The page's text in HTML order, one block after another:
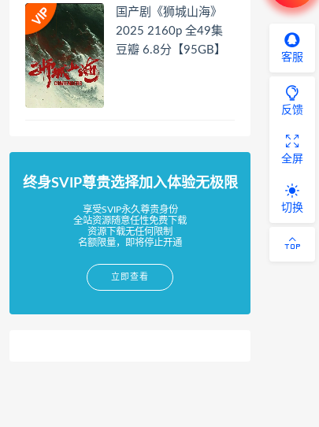
国产剧《狮城山海》
2025 2160p 全49集
豆瓣 6.8分【95GB】
终身SVIP尊贵选择加入体验无极限
享受SVIP永久尊贵身份
全站资源随意任性免费下载
资源下载无任何限制
名额限量，即将停止开通
立即查看
客服
反馈
全屏
切换